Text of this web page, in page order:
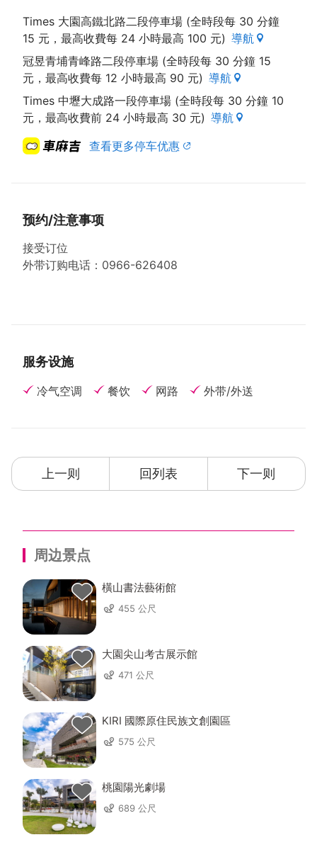
Times 大園高鐵北路二段停車場 (全時段每 30 分鐘
15 元，最高收費每 24 小時最高 100 元) 導航
冠昱青埔青峰路二段停車場 (全時段每 30 分鐘 15
元，最高收費每 12 小時最高 90 元) 導航
Times 中壢大成路一段停車場 (全時段每 30 分鐘 10
元，最高收費前 24 小時最高 30 元) 導航
查看更多停车优惠
预约/注意事项
接受订位
外带订购电话：0966-626408
服务设施
冷气空调 餐饮 网路 外带/外送
上一则 回列表 下一则
周边景点
橫山書法藝術館
455 公尺
大園尖山考古展示館
471 公尺
KIRI 國際原住民族文創園區
575 公尺
桃園陽光劇場
689 公尺